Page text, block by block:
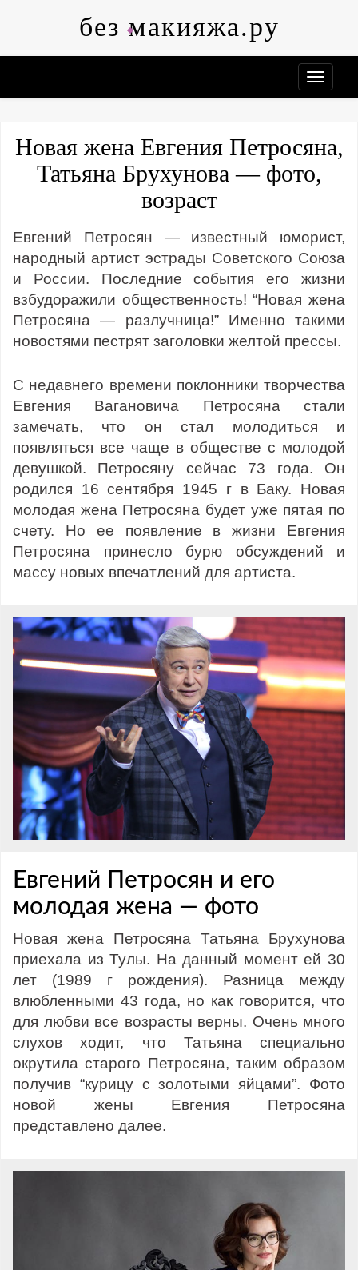
без макияжа.ру
Новая жена Евгения Петросяна,
Татьяна Брухунова — фото,
возраст
Евгений Петросян — известный юморист,
народный артист эстрады Советского Союза
и России. Последние события его жизни
взбудоражили общественность! “Новая жена
Петросяна — разлучница!” Именно такими
новостями пестрят заголовки желтой прессы.
С недавнего времени поклонники творчества
Евгения Вагановича Петросяна стали
замечать, что он стал молодиться и
появляться все чаще в обществе с молодой
девушкой. Петросяну сейчас 73 года. Он
родился 16 сентября 1945 г в Баку. Новая
молодая жена Петросяна будет уже пятая по
счету. Но ее появление в жизни Евгения
Петросяна принесло бурю обсуждений и
массу новых впечатлений для артиста.
Евгений Петросян и его
молодая жена — фото
Новая жена Петросяна Татьяна Брухунова
приехала из Тулы. На данный момент ей 30
лет (1989 г рождения). Разница между
влюбленными 43 года, но как говорится, что
для любви все возрасты верны. Очень много
слухов ходит, что Татьяна специально
окрутила старого Петросяна, таким образом
получив “курицу с золотыми яйцами”. Фото
новой жены Евгения Петросяна
представлено далее.